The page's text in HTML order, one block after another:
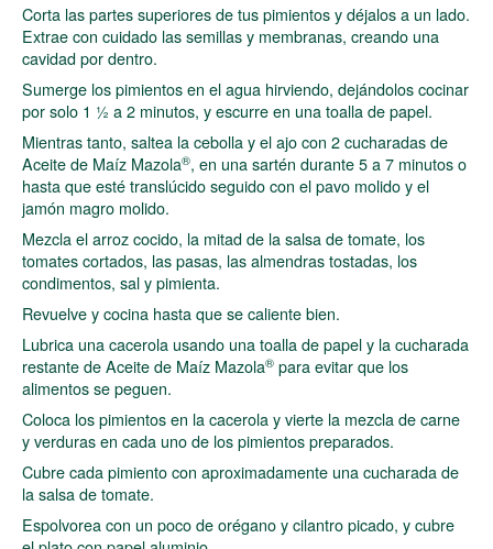
Corta las partes superiores de tus pimientos y déjalos a un lado.
Extrae con cuidado las semillas y membranas, creando una
cavidad por dentro.
Sumerge los pimientos en el agua hirviendo, dejándolos cocinar
por solo 1 ½ a 2 minutos, y escurre en una toalla de papel.
Mientras tanto, saltea la cebolla y el ajo con 2 cucharadas de
Aceite de Maíz Mazola®, en una sartén durante 5 a 7 minutos o
hasta que esté translúcido seguido con el pavo molido y el
jamón magro molido.
Mezcla el arroz cocido, la mitad de la salsa de tomate, los
tomates cortados, las pasas, las almendras tostadas, los
condimentos, sal y pimienta.
Revuelve y cocina hasta que se caliente bien.
Lubrica una cacerola usando una toalla de papel y la cucharada
restante de Aceite de Maíz Mazola® para evitar que los
alimentos se peguen.
Coloca los pimientos en la cacerola y vierte la mezcla de carne
y verduras en cada uno de los pimientos preparados.
Cubre cada pimiento con aproximadamente una cucharada de
la salsa de tomate.
Espolvorea con un poco de orégano y cilantro picado, y cubre